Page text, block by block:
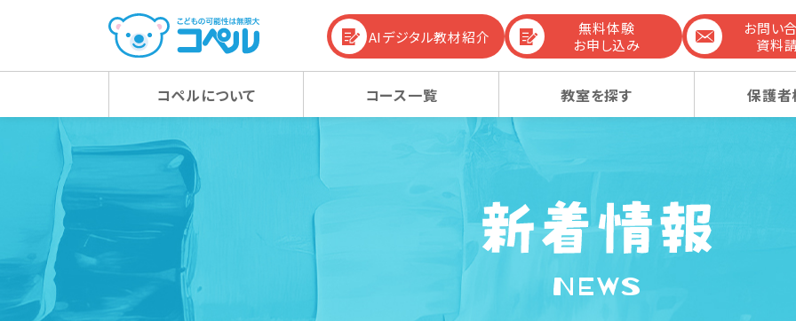
コペルについて
コペルの教育方針
コペルの教育方針 TOP
100%の力を引き出す
選ばれる理由
新着情報
コース一覧
幼児コース 幼稚園受験コース
マタニティクラス
教室を探す 保護者
幼児コース 幼稚園受験コース
マタニティクラス 感動ストーリー
幼児教育お役立ち情報
AIデジタル教材紹介
無料体験
お申し込み
お問い
資料
NEWS